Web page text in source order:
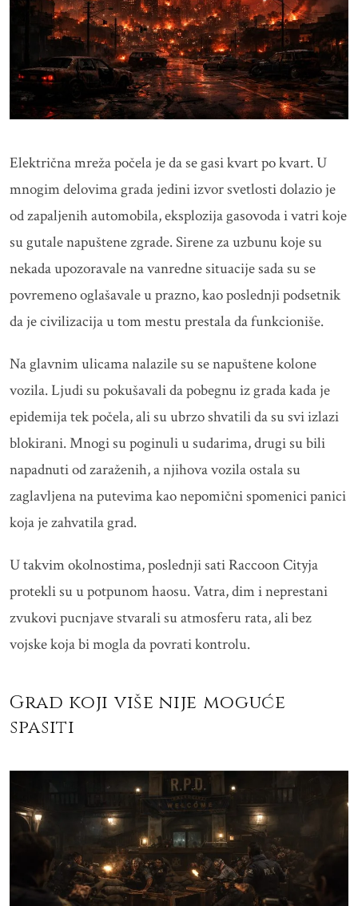
Električna mreža počela je da se gasi kvart po kvart. U
mnogim delovima grada jedini izvor svetlosti dolazio je
od zapaljenih automobila, eksplozija gasovoda i vatri koje
su gutale napuštene zgrade. Sirene za uzbunu koje su
nekada upozoravale na vanredne situacije sada su se
povremeno oglašavale u prazno, kao poslednji podsetnik
da je civilizacija u tom mestu prestala da funkcioniše.
Na glavnim ulicama nalazile su se napuštene kolone
vozila. Ljudi su pokušavali da pobegnu iz grada kada je
epidemija tek počela, ali su ubrzo shvatili da su svi izlazi
blokirani. Mnogi su poginuli u sudarima, drugi su bili
napadnuti od zaraženih, a njihova vozila ostala su
zaglavljena na putevima kao nepomični spomenici panici
koja je zahvatila grad.
U takvim okolnostima, poslednji sati Raccoon Cityja
protekli su u potpunom haosu. Vatra, dim i neprestani
zvukovi pucnjave stvarali su atmosferu rata, ali bez
vojske koja bi mogla da povrati kontrolu.
Grad koji više nije moguće
spasiti